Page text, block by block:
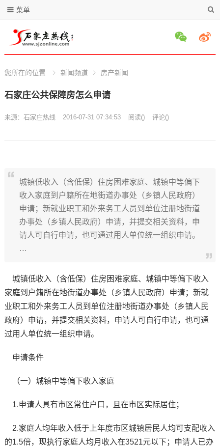
菜单
您所在的位置 新闻频道 房产新闻
石家庄公共保障房怎么申请
来源： 石家庄热线 2016-07-31 07:34:53 阅读() 评论()
城镇低收入（含低保）住房困难家庭、城镇中等偏下
收入家庭到户籍所在地街道办事处（乡镇人民政府）
申请；新就业职工和外来务工人员到单位注册地街道
办事处（乡镇人民政府）申请，并提交相关资料，申
请人可自行申请，也可通过用人单位统一组织申请。
…
城镇低收入（含低保）住房困难家庭、城镇中等偏下收入
家庭到户籍所在地街道办事处（乡镇人民政府）申请；新就
业职工和外来务工人员到单位注册地街道办事处（乡镇人民
政府）申请，并提交相关资料，申请人可自行申请，也可通
过用人单位统一组织申请。
申请条件
（一）城镇中等偏下收入家庭
1.申请人具有市区常住户口，且在市区实际居住；
2.家庭人均年收入低于上年度市区城镇居民人均可支配收入
的1.5倍，现执行家庭人均月收入在3521元以下；申请人已办